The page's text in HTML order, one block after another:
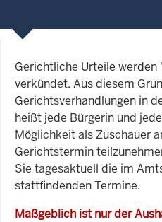
Gerichtliche Urteile
verkündet. Aus diesem
Gerichtsverhandlungen in
heißt jede Bürgerin und
Möglichkeit als Zuschauer
Gerichtstermin
Sie tagesaktuell die im
stattfindenden Termine.
Maßgeblich ist nur der